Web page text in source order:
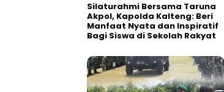
Silaturahmi Bersama Taruna
Akpol, Kapolda Kalteng: Beri
Manfaat Nyata dan Inspiratif
Bagi Siswa di Sekolah Rakyat